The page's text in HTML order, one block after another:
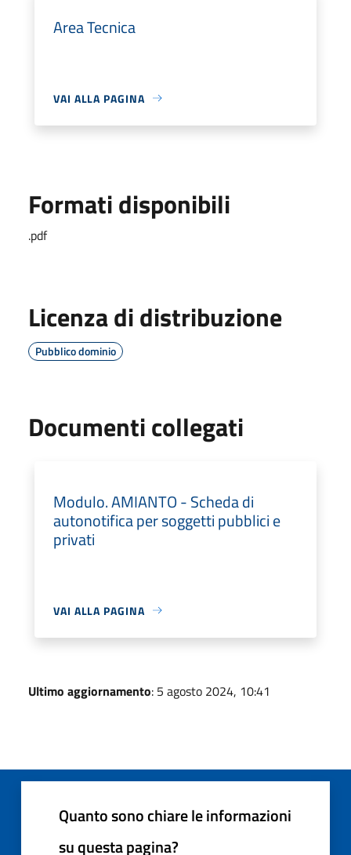
Area Tecnica
VAI ALLA PAGINA
Formati disponibili
.pdf
Licenza di distribuzione
Pubblico dominio
Documenti collegati
Modulo. AMIANTO - Scheda di
autonotifica per soggetti pubblici e
privati
VAI ALLA PAGINA
Ultimo aggiornamento: 5 agosto 2024, 10:41
Quanto sono chiare le informazioni
su questa pagina?